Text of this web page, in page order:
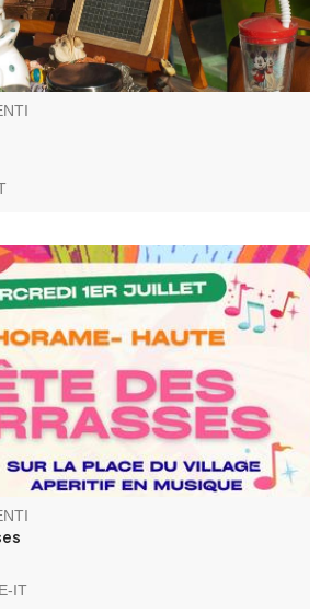
avec assiette de bistrot le soir et
les Gredins des Alpes.
IT